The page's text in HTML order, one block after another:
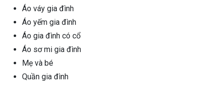
Áo váy gia đình
Áo yếm gia đình
Áo gia đình có cổ
Áo sơ mi gia đình
Mẹ và bé
Quần gia đình